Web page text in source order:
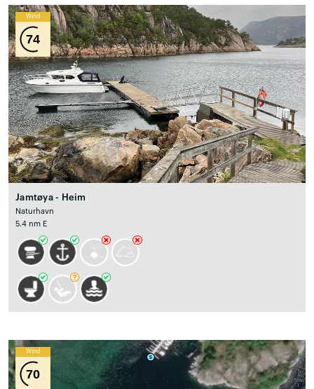
Wind
74
Jamtøya - Heim
Naturhavn
5.4 nm E
Wind
70